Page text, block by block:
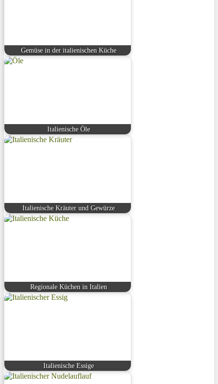
Gemüse in der italienischen Küche
Italienische Öle
Italienische Kräuter und Gewürze
Regionale Küchen in Italien
Italienische Essige